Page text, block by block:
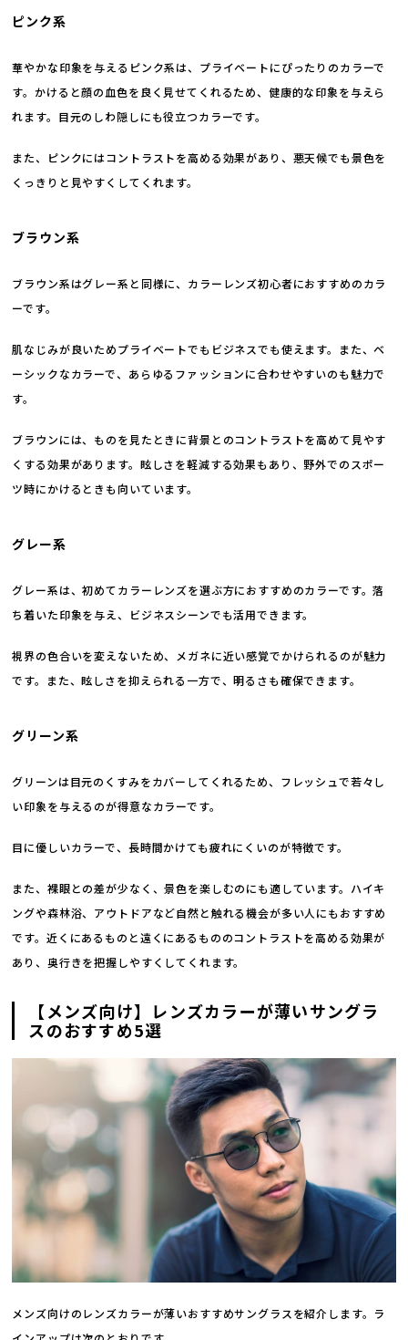
ピンク系
華やかな印象を与えるピンク系は、プライベートにぴったりのカラーで
す。かけると顔の血色を良く見せてくれるため、健康的な印象を与えら
れます。目元のしわ隠しにも役立つカラーです。
また、ピンクにはコントラストを高める効果があり、悪天候でも景色を
くっきりと見やすくしてくれます。
ブラウン系
ブラウン系はグレー系と同様に、カラーレンズ初心者におすすめのカラ
ーです。
肌なじみが良いためプライベートでもビジネスでも使えます。また、ベ
ーシックなカラーで、あらゆるファッションに合わせやすいのも魅力で
す。
ブラウンには、ものを見たときに背景とのコントラストを高めて見やす
くする効果があります。眩しさを軽減する効果もあり、野外でのスポー
ツ時にかけるときも向いています。
グレー系
グレー系は、初めてカラーレンズを選ぶ方におすすめのカラーです。落
ち着いた印象を与え、ビジネスシーンでも活用できます。
視界の色合いを変えないため、メガネに近い感覚でかけられるのが魅力
です。また、眩しさを抑えられる一方で、明るさも確保できます。
グリーン系
グリーンは目元のくすみをカバーしてくれるため、フレッシュで若々し
い印象を与えるのが得意なカラーです。
目に優しいカラーで、長時間かけても疲れにくいのが特徴です。
また、裸眼との差が少なく、景色を楽しむのにも適しています。ハイキ
ングや森林浴、アウトドアなど自然と触れる機会が多い人にもおすすめ
です。近くにあるものと遠くにあるもののコントラストを高める効果が
あり、奥行きを把握しやすくしてくれます。
【メンズ向け】レンズカラーが薄いサングラ
スのおすすめ5選
メンズ向けのレンズカラーが薄いおすすめサングラスを紹介します。ラ